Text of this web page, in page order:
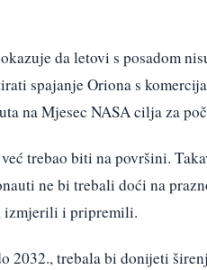
da letovi s posadom
spajanje Oriona s
na Mjesec NASA cilja za
trebao biti na površini.
ne bi trebali doći na
izmjerili i pripremili.
2032., trebala bi donijeti